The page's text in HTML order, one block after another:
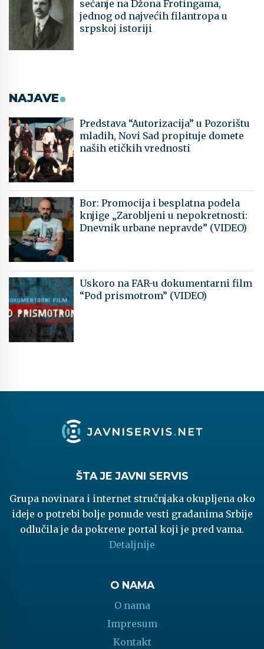
sećanje na Džona Frotingama,
jednog od najvećih filantropa u
srpskoj istoriji
NAJAVE
Predstava “Autorizacija” u Pozorištu
mladih, Novi Sad propituje domete
naših etičkih vrednosti
Bor: Promocija i besplatna podela
knjige „Zarobljeni u nepokretnosti:
Dnevnik urbane nepravde” (VIDEO)
Uskoro na FAR-u dokumentarni film
“Pod prismotrom” (VIDEO)
ŠTA JE JAVNI SERVIS
Grupa novinara i internet stručnjaka okupljena oko
ideje o potrebi bolje ponude vesti građanima Srbije
odlučila je da pokrene portal koji je pred vama.
Detaljnije
O NAMA
O nama
Impresum
Kontakt